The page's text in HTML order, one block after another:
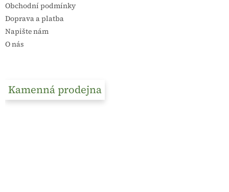
Obchodní podmínky
Doprava a platba
Napište nám
O nás
Kamenná prodejna